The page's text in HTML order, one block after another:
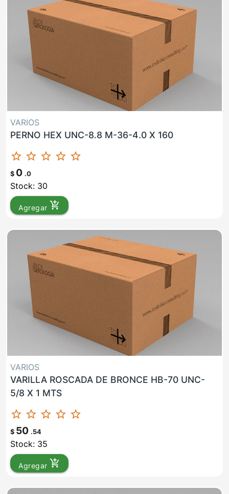
VARIOS
PERNO HEX UNC-8.8 M-36-4.0 X 160
star_border star_border star_border star_border star_border
$ 0 .0
Stock: 30
Agregar add_shopping_cart
VARIOS
VARILLA ROSCADA DE BRONCE HB-70 UNC-
5/8 X 1 MTS
star_border star_border star_border star_border star_border
$ 50 .54
Stock: 35
Agregar add_shopping_cart